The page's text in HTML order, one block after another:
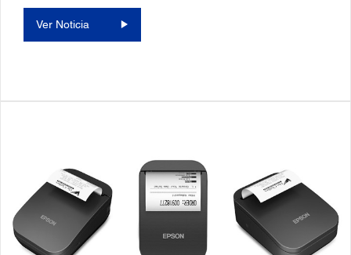
Ver Noticia